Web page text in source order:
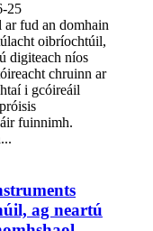
25
ar fud an domhain
oibríochtúil,
digiteach níos
chruinn ar
i gcóireáil
fuinnimh.
ag neartú